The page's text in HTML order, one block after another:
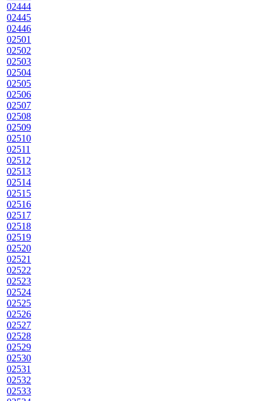
02444
02445
02446
02501
02502
02503
02504
02505
02506
02507
02508
02509
02510
02511
02512
02513
02514
02515
02516
02517
02518
02519
02520
02521
02522
02523
02524
02525
02526
02527
02528
02529
02530
02531
02532
02533